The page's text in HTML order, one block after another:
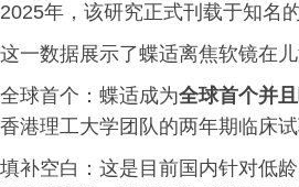
2025年，该研究正式刊载于知名
这一数据展示了蝶适离焦软镜在
全球首个：蝶适成为全球首个并
香港理工大学团队的两年期临床试
填补空白：这是目前国内针对低